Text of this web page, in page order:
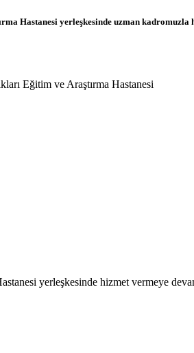
Hastanesi yerleşkesinde uzman
Eğitim ve Araştırma Hastanesi
yerleşkesinde hizmet vermeye